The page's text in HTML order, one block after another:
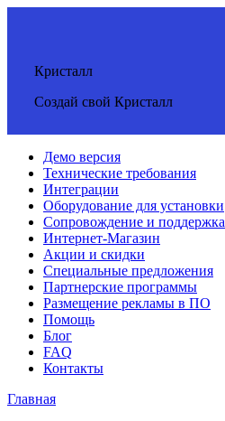
Кристалл
Создай свой Кристалл
Демо версия
Технические требования
Интеграции
Оборудование для установки
Сопровождение и поддержка
Интернет-Магазин
Акции и скидки
Специальные предложения
Партнерские программы
Размещение рекламы в ПО
Помощь
Блог
FAQ
Контакты
Главная